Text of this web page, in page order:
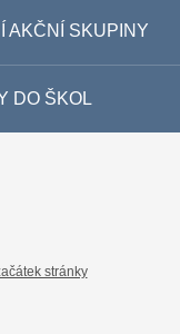
AKČNÍ SKUPINY
DO ŠKOL
stránky